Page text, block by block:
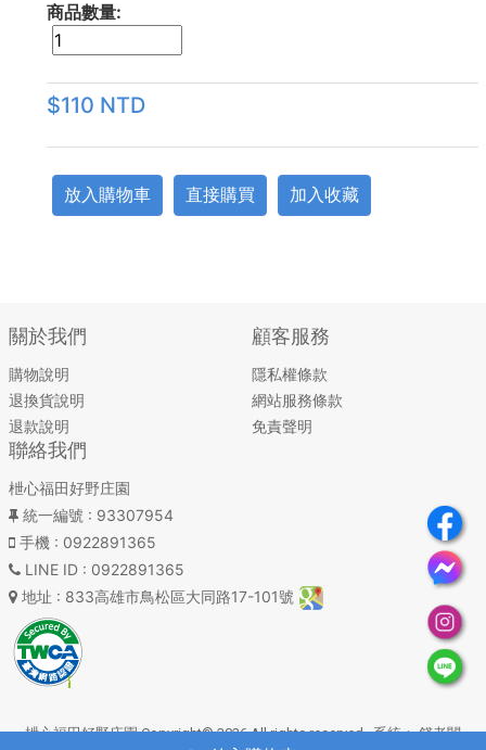
商品數量:
$110 NTD
放入購物車 直接購買 加入收藏
關於我們
購物說明
退換貨說明
退款說明
顧客服務
隱私權條款
網站服務條款
免責聲明
聯絡我們
枻心福田好野庄園
統一編號 : 93307954
手機 : 0922891365
LINE ID : 0922891365
地址 : 833高雄市鳥松區大同路17-101號
枻心福田好野庄園 Copyright© 2026 All rights reserved. 系統：錢老闆